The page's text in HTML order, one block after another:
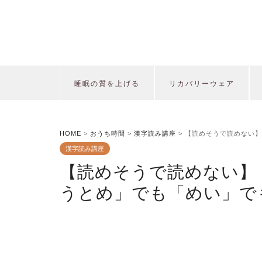
睡眠の質を上げる リカバリーウェア
HOME > おうち時間 > 漢字読み講座 > 【読めそうで読めない
漢字読み講座
【読めそうで読めない
うとめ」でも「めい」